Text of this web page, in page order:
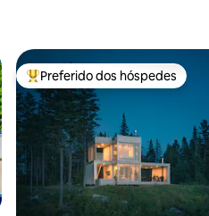
Entre os melhores preferidos
Preferido dos hóspedes